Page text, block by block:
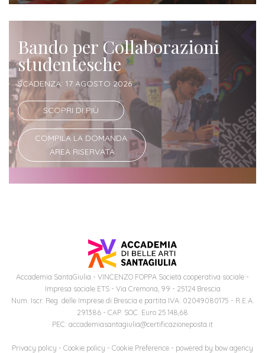
iscrizione
biennio
Come
Iscriversi
Gli
step
per
Sbocchi
professionali
Bando per Collaborazioni
studentesche
SCADENZA: 17 AGOSTO 2026
SCOPRI DI PIÙ
COMPILA LA DOMANDA:
AREA RISERVATA
Accademia SantaGiulia - VINCENZO FOPPA Società cooperativa sociale -
Impresa sociale ETS - Via Cremona, 99 - 25124 Brescia
Num. Iscr. Reg. delle Imprese di Brescia e partita IVA: 02049080175 - R.E.A.
291386 - CAP. SOC. Euro 25.148,68
PEC: accademiasantagiulia@certificazioneposta.it
Privacy policy - Cookie policy - Cookie Preference - powered by bow agency